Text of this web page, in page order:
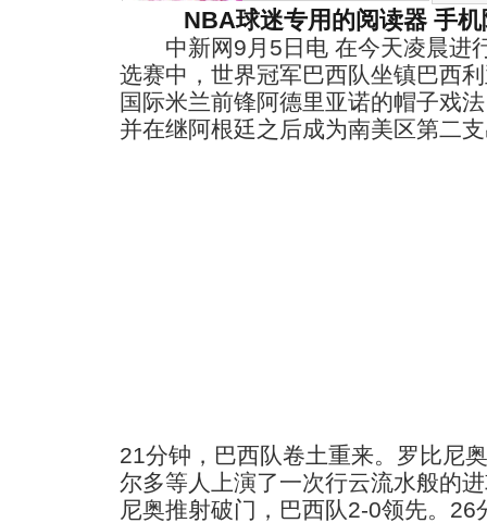
NBA球迷专用的阅读器 手
中新网9月5日电 在今天凌晨进
选赛中，世界冠军巴西队坐镇巴西
国际米兰前锋阿德里亚诺的帽子戏
并在继阿根廷之后成为南美区第二
21分钟，巴西队卷土重来。罗比尼
尔多等人上演了一次行云流水般的
尼奥推射破门，巴西队2-0领先。